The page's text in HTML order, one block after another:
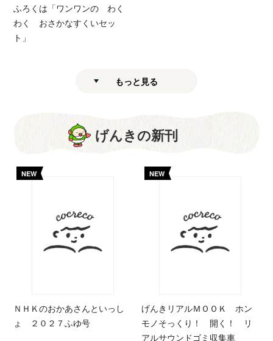
ふろくは「ワンワンの わく
わく おさかなすくいセッ
ト」
もっと見る
げんきの新刊
NEW
ＮＨＫのおかあさんといっし
ょ ２０２７ふゆ号
NEW
げんきリアルＭＯＯＫ ホン
モノそっくり！ 開く！ リ
アルサウンドゴミ収集車